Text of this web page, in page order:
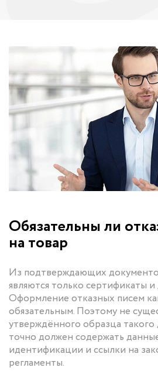
Обязательны ли
на товар
Из подтверждающих
являются только сертификаты
Оформление отказных писем
обязательным. Поэтому не
утверждённого образца такого
точно должен содержать
идентификации и ссылки на
регламенты.